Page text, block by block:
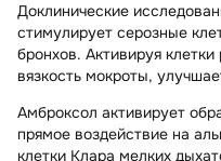
Доклинические
стимулирует серозные
бронхов. Активируя
вязкость мокроты,
Амброксол активирует
прямое воздействие на
клетки Клара мелких